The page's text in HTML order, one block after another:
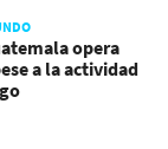
opera
a la actividad